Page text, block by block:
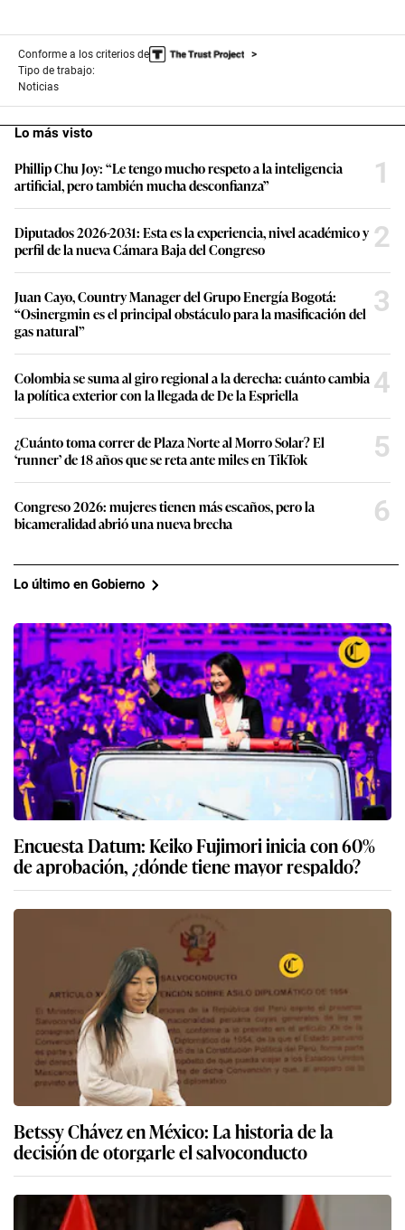
Conforme a los criterios de
Tipo de trabajo:
Noticias
Lo más visto
Phillip Chu Joy: “Le tengo mucho respeto a la inteligencia
artificial, pero también mucha desconfianza”
1
Diputados 2026-2031: Esta es la experiencia, nivel académico y
perfil de la nueva Cámara Baja del Congreso
2
Juan Cayo, Country Manager del Grupo Energía Bogotá:
“Osinergmin es el principal obstáculo para la masificación del
gas natural”
3
Colombia se suma al giro regional a la derecha: cuánto cambia
la política exterior con la llegada de De la Espriella
4
¿Cuánto toma correr de Plaza Norte al Morro Solar? El
‘runner’ de 18 años que se reta ante miles en TikTok
5
Congreso 2026: mujeres tienen más escaños, pero la
bicameralidad abrió una nueva brecha
6
Lo último en Gobierno
Encuesta Datum: Keiko Fujimori inicia con 60%
de aprobación, ¿dónde tiene mayor respaldo?
Betssy Chávez en México: La historia de la
decisión de otorgarle el salvoconducto